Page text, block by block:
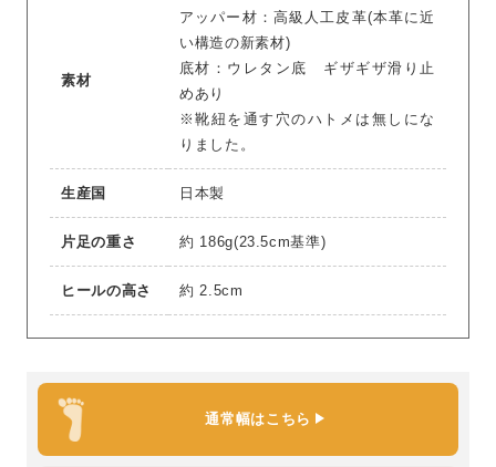
素材
アッパー材：高級人工皮革(本革に近
い構造の新素材)
底材：ウレタン底 ギザギザ滑り止
めあり
※靴紐を通す穴のハトメは無しにな
りました。
生産国 日本製
片足の重さ 約 186g(23.5cm基準)
ヒールの高さ 約 2.5cm
通常幅はこちら